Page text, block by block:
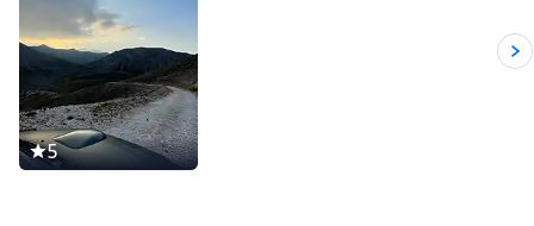
5